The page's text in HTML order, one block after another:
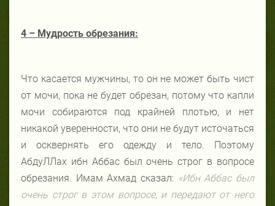
4 – Мудрость обрезания:
Что касается мужчины, то он не может быть чист
от мочи, пока не будет обрезан, потому что капли
мочи собираются под крайней плотью, и нет
никакой уверенности, что они не будут источаться
и осквернять его одежду и тело. Поэтому
АбдуЛЛах ибн Аббас был очень строг в вопросе
обрезания. Имам Ахмад сказал: «Ибн Аббас был
очень строг в этом вопросе, и передают от него